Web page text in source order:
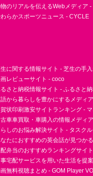
のリアルを伝えるWebメディア
らかスポーツニュース - CYCLE
に関する情報サイト - 芝生の手
レビューサイト - coco
さと納税情報サイト - ふるさと
から暮らしを豊かにするメディ
状印刷激安サイトランキング -
車車買取・車購入の情報メディ
しのお悩み解決サイト - タスクル
たにおすすめの英会話が見つか
弁当のおすすめランキングサイ
宅配サービスを用いた生活を提
無料視聴まとめ - GOM Player